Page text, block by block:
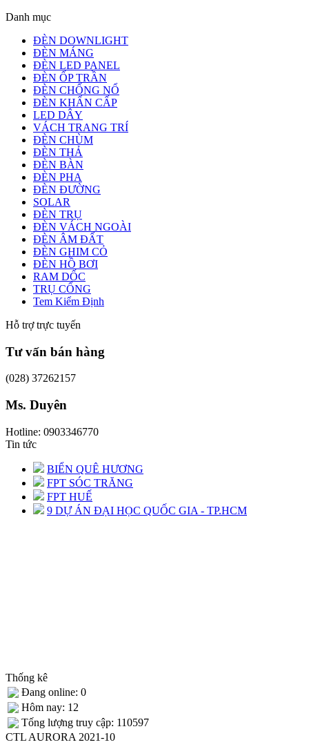
Danh mục
ĐÈN DOWNLIGHT
ĐÈN MÁNG
ĐÈN LED PANEL
ĐÈN ỐP TRẦN
ĐÈN CHỐNG NỔ
ĐÈN KHẨN CẤP
LED DÂY
VÁCH TRANG TRÍ
ĐÈN CHÙM
ĐÈN THẢ
ĐÈN BÀN
ĐÈN PHA
ĐÈN ĐƯỜNG
SOLAR
ĐÈN TRỤ
ĐÈN VÁCH NGOÀI
ĐÈN ÂM ĐẤT
ĐÈN GHIM CỎ
ĐÈN HỒ BƠI
RAM DỐC
TRỤ CỔNG
Tem Kiểm Định
Hỗ trợ trực tuyến
Tư vấn bán hàng
(028) 37262157
Ms. Duyên
Hotline: 0903346770
Tin tức
BIỂN QUÊ HƯƠNG
FPT SÓC TRĂNG
FPT HUẾ
9 DỰ ÁN ĐẠI HỌC QUỐC GIA - TP.HCM
Thống kê
Đang online: 0
Hôm nay: 12
Tống lượng truy cập: 110597
CTL AURORA 2021-10